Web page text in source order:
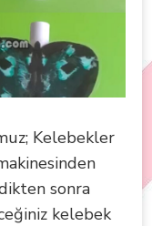
Kelebekler
sonra
kelebek